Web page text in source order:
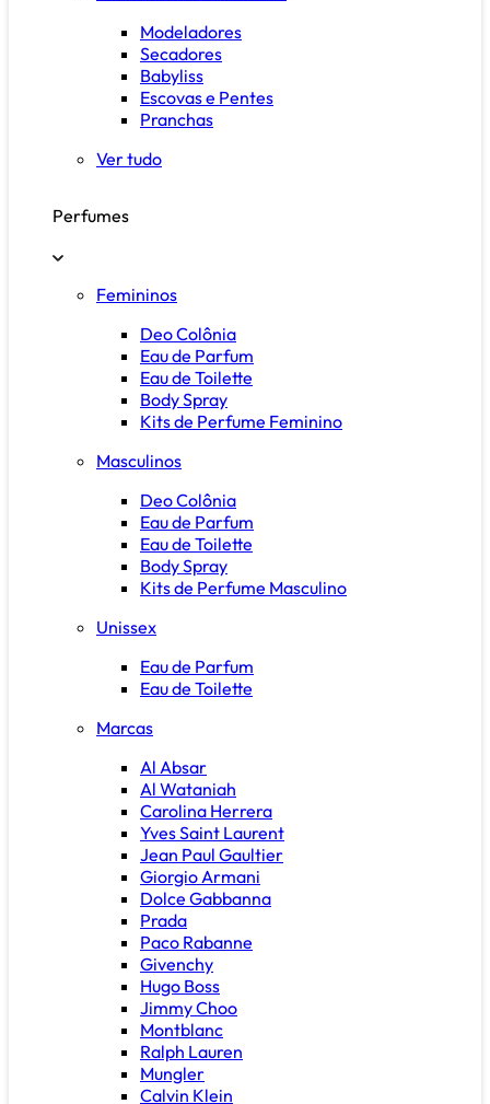
Modeladores
Secadores
Babyliss
Escovas e Pentes
Pranchas
Ver tudo
Perfumes
Femininos
Deo Colônia
Eau de Parfum
Eau de Toilette
Body Spray
Kits de Perfume Feminino
Masculinos
Deo Colônia
Eau de Parfum
Eau de Toilette
Body Spray
Kits de Perfume Masculino
Unissex
Eau de Parfum
Eau de Toilette
Marcas
Al Absar
Al Wataniah
Carolina Herrera
Yves Saint Laurent
Jean Paul Gaultier
Giorgio Armani
Dolce Gabbanna
Prada
Paco Rabanne
Givenchy
Hugo Boss
Jimmy Choo
Montblanc
Ralph Lauren
Mungler
Calvin Klein